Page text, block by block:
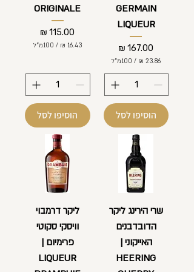
י
ט
ר
י
ם
GERMAIN
LIQUEUR
מחיר
‏23.86 ‏₪
/ 100מ"ל
.
6
‏
₪
ל
-
1
0
0
י
ל
י
י
ר
הוסיפו לסל
ORIGINALE
מחיר
‏16.43 ‏₪
/ 100מ"ל
6
.
‏
₪
ל
-
1
0
0
מ
י
י
י
ר
י
ם
הוסיפו לסל
שרי הירינג ליקר
הדובדבנים
האייקוני |
HEERING
ליקר דרמבוי
וויסקי סקוטי
פרימיום |
LIQUEUR